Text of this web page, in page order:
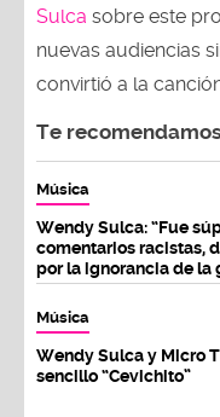
Sulca sobre este
nuevas audiencias
convirtió a la
Te
Música
Wendy Sulca: “Fue
comentarios racistas,
por la ignorancia de la
Música
Wendy Sulca y Micro
sencillo “Cevichito”